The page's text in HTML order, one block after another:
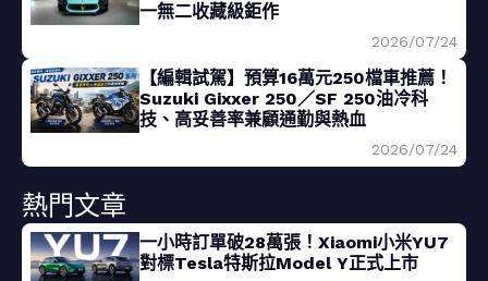
一無二收藏級鉅作
2026/07/24
【編輯試駕】預算16萬元250檔車推薦！
Suzuki Gixxer 250／SF 250油冷科
技、高妥善率兼顧通勤與熱血
2026/07/24
熱門文章
一小時訂單破28萬張！Xiaomi小米YU7
對標Tesla特斯拉Model Y正式上市